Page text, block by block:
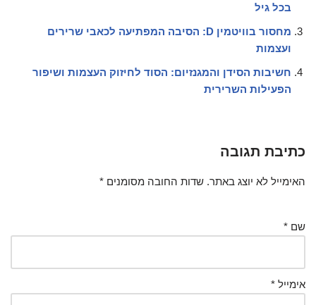
בכל גיל
מחסור בוויטמין D: הסיבה המפתיעה לכאבי שרירים
ועצמות
חשיבות הסידן והמגנזיום: הסוד לחיזוק העצמות ושיפור
הפעילות השרירית
כתיבת תגובה
האימייל לא יוצג באתר. שדות החובה מסומנים *
שם *
אימייל *